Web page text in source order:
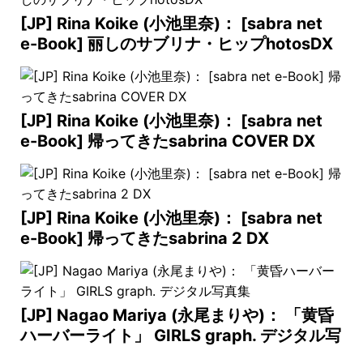
[JP] Rina Koike (小池里奈)： [sabra net
e-Book] 丽しのサブリナ・ヒップhotosDX
[JP] Rina Koike (小池里奈)： [sabra net
e-Book] 帰ってきたsabrina COVER DX
[JP] Rina Koike (小池里奈)： [sabra net
e-Book] 帰ってきたsabrina 2 DX
[JP] Nagao Mariya (永尾まりや)： 「黄昏
ハーバーライト」 GIRLS graph. デジタル写